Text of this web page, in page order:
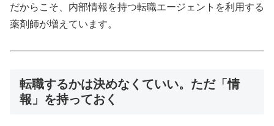
だからこそ、内部情報を持つ転職エージェントを利用する
薬剤師が増えています。
転職するかは決めなくていい。ただ「情
報」を持っておく